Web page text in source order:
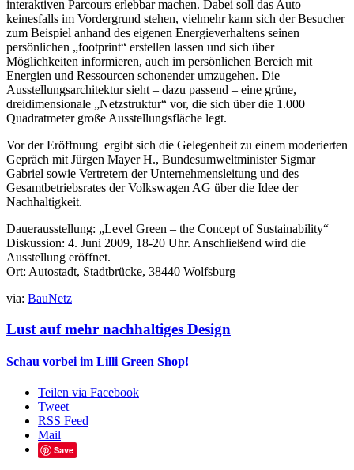
interaktiven Parcours erlebbar machen. Dabei soll das Auto
keinesfalls im Vordergrund stehen, vielmehr kann sich der Besucher
zum Beispiel anhand des eigenen Energieverhaltens seinen
persönlichen „footprint“ erstellen lassen und sich über
Möglichkeiten informieren, auch im persönlichen Bereich mit
Energien und Ressourcen schonender umzugehen. Die
Ausstellungsarchitektur sieht – dazu passend – eine grüne,
dreidimensionale „Netzstruktur“ vor, die sich über die 1.000
Quadratmeter große Ausstellungsfläche legt.
Vor der Eröffnung ergibt sich die Gelegenheit zu einem moderierten
Gepräch mit Jürgen Mayer H., Bundesumweltminister Sigmar
Gabriel sowie Vertretern der Unternehmensleitung und des
Gesamtbetriebsrates der Volkswagen AG über die Idee der
Nachhaltigkeit.
Dauerausstellung: „Level Green – the Concept of Sustainability“
Diskussion: 4. Juni 2009, 18-20 Uhr. Anschließend wird die
Ausstellung eröffnet.
Ort: Autostadt, Stadtbrücke, 38440 Wolfsburg
via: BauNetz
Lust auf mehr nachhaltiges Design
Schau vorbei im Lilli Green Shop!
Teilen via Facebook
Tweet
RSS Feed
Mail
Save